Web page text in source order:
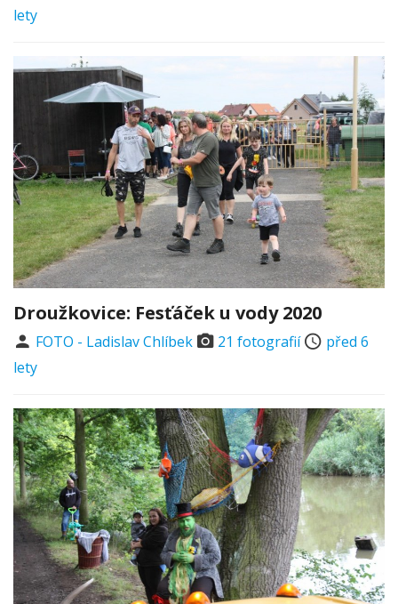
lety
Droužkovice: Fesťáček u vody 2020
FOTO - Ladislav Chlíbek 21 fotografií
před 6
lety